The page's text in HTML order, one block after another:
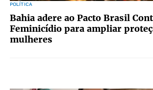
POLÍTICA
Bahia adere ao Pacto Brasil
Feminicídio para ampliar
mulheres